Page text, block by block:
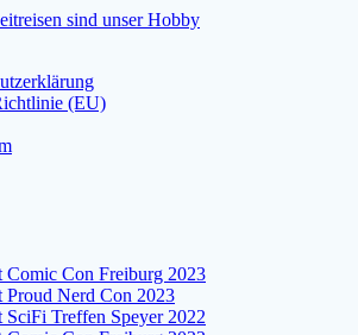
(EU)
Comic Con Freiburg 2023
Proud Nerd Con 2023
SciFi Treffen Speyer 2022